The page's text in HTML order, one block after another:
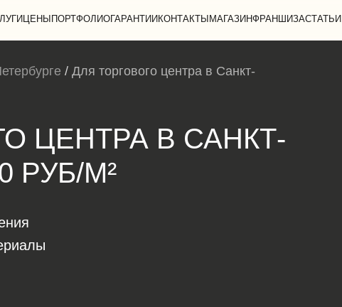
ЦЕНЫПОРТФОЛИОГАРАНТИИКОНТАКТЫМАГАЗИНФРАНШИЗАСТАТЬИ
/ Для торгового центра в Санкт-
ЦЕНТРА В САНКТ-
РУБ/М²